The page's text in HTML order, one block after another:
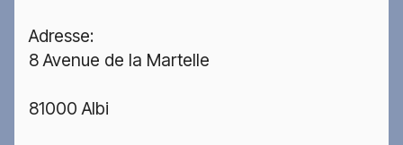
Adresse:
8 Avenue de la Martelle
81000 Albi